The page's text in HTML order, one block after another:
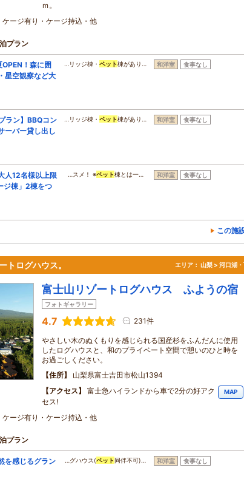
ｍ。
ケージ有り・ケージ持込・他
プラン
！森に囲
星空観察など大
…リッジ棟・ ペット棟があり… 和洋室 食事なし
ラン】BBQコン
ーバー貸し出し
…リッジ棟・ ペット棟があり… 和洋室 食事なし
人12名様以上限
ジ棟」2棟をつ
…スメ！ ※ペット棟とは一… 和洋室 食事なし
この施
トログハウス。 エリア： 山梨 > 河口湖
富士山リゾートログハウス ふようの宿
フォトギャラリー
4.7 231件
やさしい木のぬくもりを感じられる国産杉をふんだんに使用
したログハウスと、和のプライベート空間で憩いのひと時を
お過ごしください。
住所
山梨県富士吉田市松山1394
アクセス
富士急ハイランドから車で2分の好アク
セス!
MAP
ケージ有り・ケージ持込・他
プラン
を感じるグラン
…グハウス(ペット 同伴不可)… 和洋室 食事なし